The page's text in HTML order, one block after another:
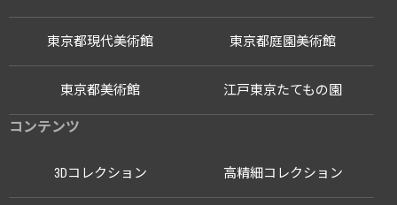
江戸東京たてもの園
東京都現代美術館 東京都庭園美術館
東京都美術館
コンテンツ
3Dコレクション 高精細コレクション